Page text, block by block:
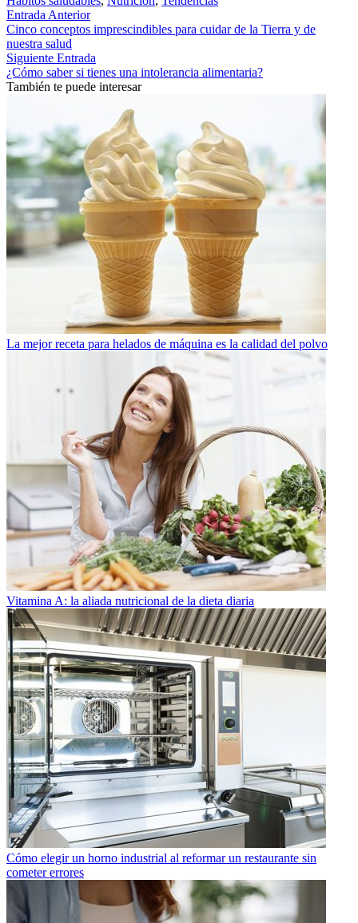
Entrada Anterior
Cinco conceptos imprescindibles para cuidar de la Tierra y de
nuestra salud
Siguiente Entrada
¿Cómo saber si tienes una intolerancia alimentaria?
También te puede interesar
La mejor receta para helados de máquina es la calidad del polvo
Vitamina A: la aliada nutricional de la dieta diaria
Cómo elegir un horno industrial al reformar un restaurante sin
cometer errores